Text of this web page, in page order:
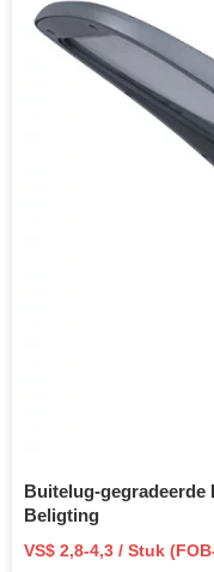
Buitelug-gegradeerde
Beligting
VS$ 2,8-4,3 / Stuk